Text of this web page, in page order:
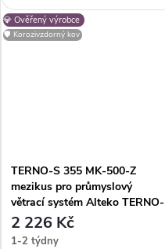
S. Vhodné pro systém řady
TERNO-S 315. Zákazníci často
dokupují...
💎 Ověřený výrobce
🛡️ Korozivzdorný kov
TERNO-S 355 MK-500-Z
mezikus pro průmyslový
větrací systém Alteko TERNO-
S
2 226 Kč
1-2 týdny